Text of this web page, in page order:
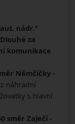
nádr."
za
komunikace
Němčičky -
náhradní
s hlavní
směr Zaječí -